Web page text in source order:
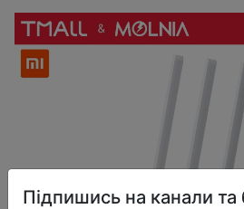
Підпишись на канали та